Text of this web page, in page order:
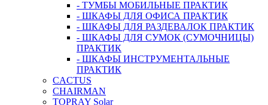
- ТУМБЫ МОБИЛЬНЫЕ ПРАКТИК
- ШКАФЫ ДЛЯ ОФИСА ПРАКТИК
- ШКАФЫ ДЛЯ РАЗДЕВАЛОК ПРАКТИК
- ШКАФЫ ДЛЯ СУМОК (СУМОЧНИЦЫ)
ПРАКТИК
- ШКАФЫ ИНСТРУМЕНТАЛЬНЫЕ
ПРАКТИК
CACTUS
CHAIRMAN
TOPRAY Solar